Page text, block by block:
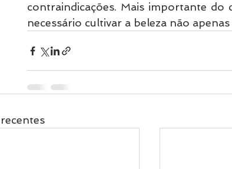
contraindicações. Mais importante
necessário cultivar a beleza não